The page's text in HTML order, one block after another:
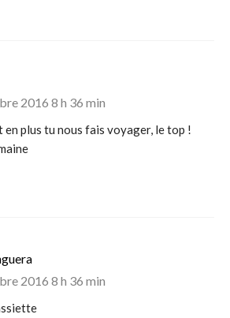
2016 8 h 36 min
en plus tu nous fais voyager, le top !
says:
2016 8 h 36 min